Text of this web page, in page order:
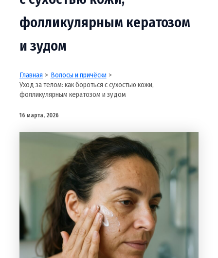
фолликулярным кератозом
и зудом
Главная
Волосы и причёски
Уход за телом: как бороться с сухостью кожи,
фолликулярным кератозом и зудом
16 марта, 2026